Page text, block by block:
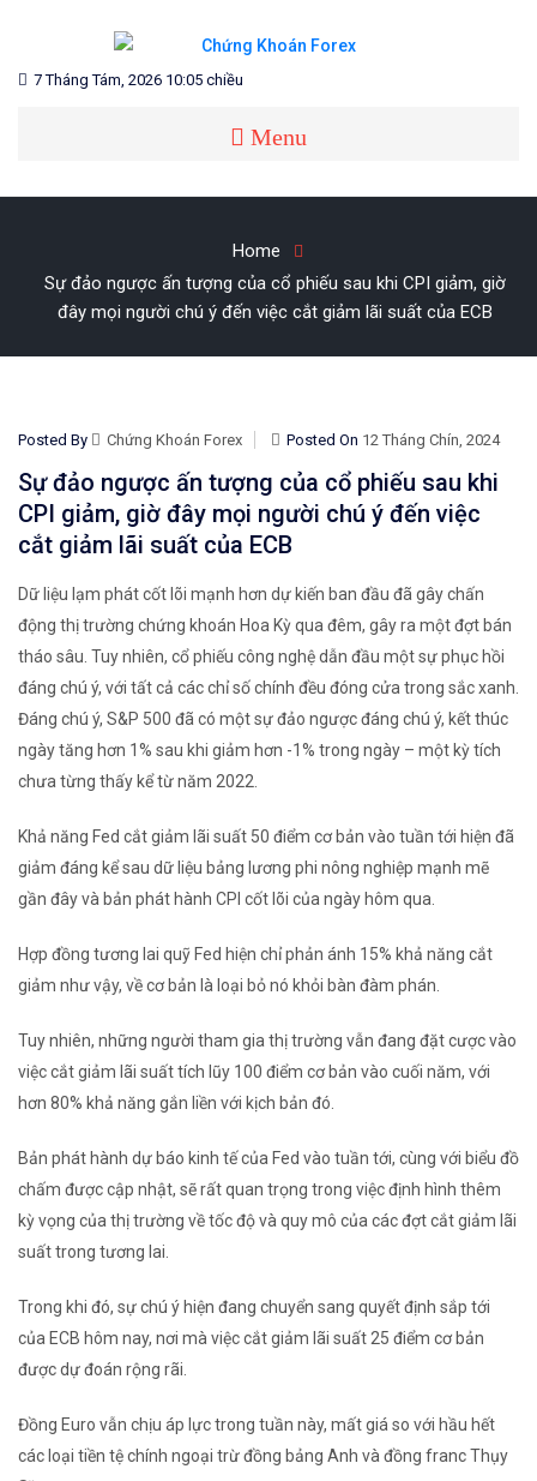
content
CHỨNG KHOÁN FOREX
Blog chia sẻ về Chứng Khoán và Forex
7 Tháng Tám, 2026 10:05 chiều
Menu
Home
Sự đảo ngược ấn tượng của cổ phiếu sau khi CPI giảm, giờ
đây mọi người chú ý đến việc cắt giảm lãi suất của ECB
Posted By Chứng Khoán Forex Posted On 12 Tháng Chín, 2024
Sự đảo ngược ấn tượng của cổ phiếu sau khi
CPI giảm, giờ đây mọi người chú ý đến việc
cắt giảm lãi suất của ECB
Dữ liệu lạm phát cốt lõi mạnh hơn dự kiến ​​ban đầu đã gây chấn
động thị trường chứng khoán Hoa Kỳ qua đêm, gây ra một đợt bán
tháo sâu. Tuy nhiên, cổ phiếu công nghệ dẫn đầu một sự phục hồi
đáng chú ý, với tất cả các chỉ số chính đều đóng cửa trong sắc xanh.
Đáng chú ý, S&P 500 đã có một sự đảo ngược đáng chú ý, kết thúc
ngày tăng hơn 1% sau khi giảm hơn -1% trong ngày – một kỳ tích
chưa từng thấy kể từ năm 2022.
Khả năng Fed cắt giảm lãi suất 50 điểm cơ bản vào tuần tới hiện đã
giảm đáng kể sau dữ liệu bảng lương phi nông nghiệp mạnh mẽ
gần đây và bản phát hành CPI cốt lõi của ngày hôm qua.
Hợp đồng tương lai quỹ Fed hiện chỉ phản ánh 15% khả năng cắt
giảm như vậy, về cơ bản là loại bỏ nó khỏi bàn đàm phán.
Tuy nhiên, những người tham gia thị trường vẫn đang đặt cược vào
việc cắt giảm lãi suất tích lũy 100 điểm cơ bản vào cuối năm, với
hơn 80% khả năng gắn liền với kịch bản đó.
Bản phát hành dự báo kinh tế của Fed vào tuần tới, cùng với biểu đồ
chấm được cập nhật, sẽ rất quan trọng trong việc định hình thêm
kỳ vọng của thị trường về tốc độ và quy mô của các đợt cắt giảm lãi
suất trong tương lai.
Trong khi đó, sự chú ý hiện đang chuyển sang quyết định sắp tới
của ECB hôm nay, nơi mà việc cắt giảm lãi suất 25 điểm cơ bản
được dự đoán rộng rãi.
Đồng Euro vẫn chịu áp lực trong tuần này, mất giá so với hầu hết
các loại tiền tệ chính ngoại trừ đồng bảng Anh và đồng franc Thụy